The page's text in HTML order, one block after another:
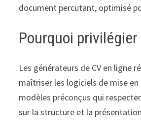
document percutant, optimisé
Pourquoi
Les générateurs de CV en ligne
maîtriser les logiciels de mise
modèles préconçus qui
sur la structure et la